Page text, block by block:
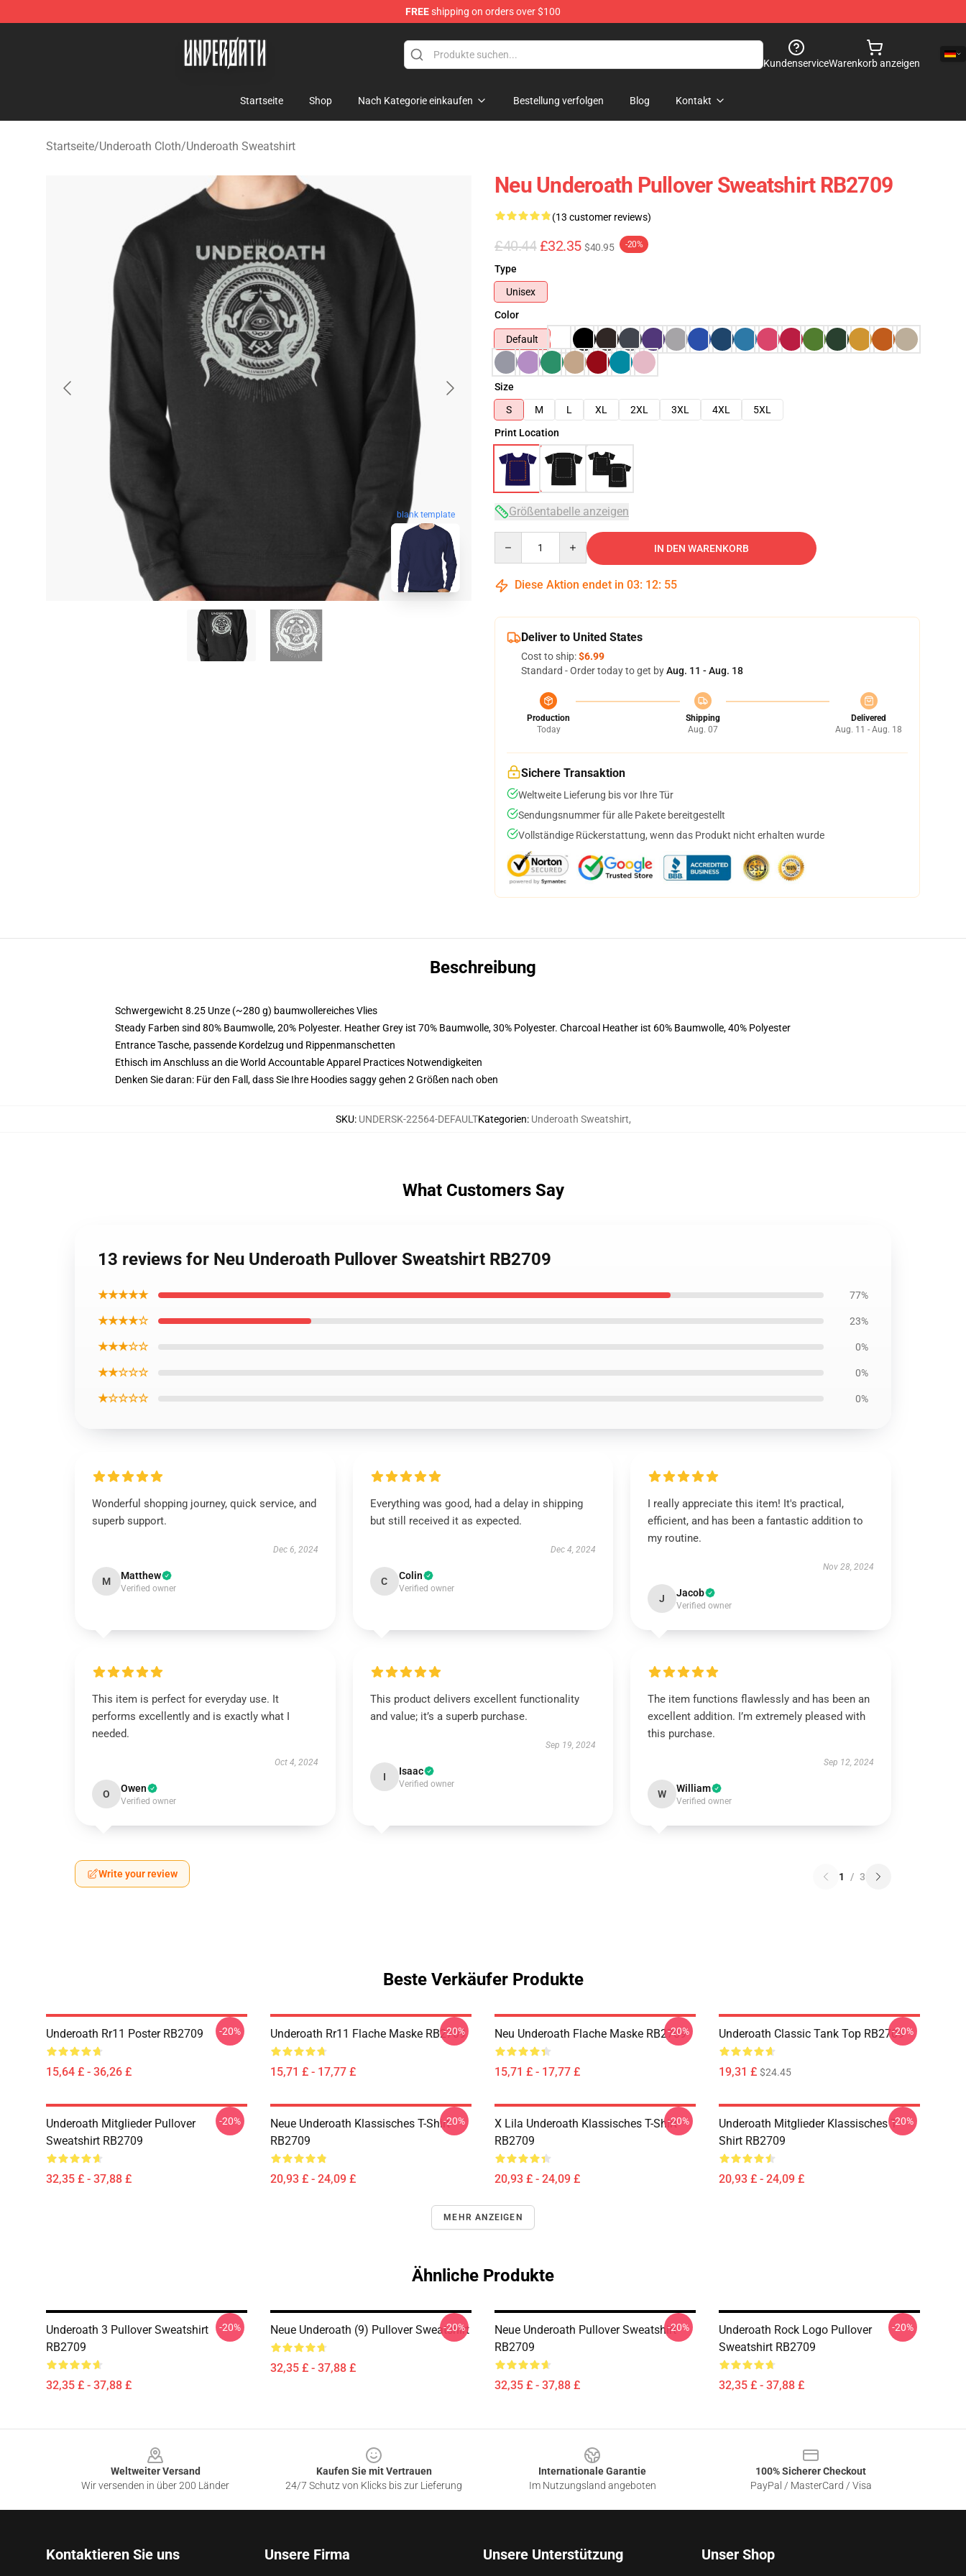
FREEshipping on orders over $100
Underoath Store - Official Underoath Merchandise Shop
KundenserviceWarenkorb anzeigen
Startseite Shop Nach Kategorie einkaufen Bestellung verfolgen Blog Kontakt
Startseite/Underoath Cloth/Underoath Sweatshirt
blank template
Neu Underoath Pullover Sweatshirt RB2709
(13 customer reviews)
£40.44 £32.35 $40.95 -20%
Type
Unisex
Color
Default
Size
S
M L XL 2XL 3XL 4XL
5XL
Print Location
Größentabelle anzeigen
IN DEN WARENKORB
Diese Aktion endet in 03: 12: 54
Deliver to United States
Cost to ship:$6.99
Standard - Order today to get byAug. 11 - Aug. 18
Production
Today
Shipping
Aug. 07
Delivered
Aug. 11 - Aug. 18
Sichere Transaktion
Weltweite Lieferung bis vor Ihre Tür
Sendungsnummer für alle Pakete bereitgestellt
Vollständige Rückerstattung, wenn das Produkt nicht erhalten wurde
Beschreibung
Schwergewicht 8.25 Unze (~280 g) baumwollereiches Vlies
Steady Farben sind 80% Baumwolle, 20% Polyester. Heather Grey ist 70% Baumwolle, 30% Polyester. Charcoal Heather ist 60% Baumwolle, 40% Polyester
Entrance Tasche, passende Kordelzug und Rippenmanschetten
Ethisch im Anschluss an die World Accountable Apparel Practices Notwendigkeiten
Denken Sie daran: Für den Fall, dass Sie Ihre Hoodies saggy gehen 2 Größen nach oben
SKU: UNDERSK-22564-DEFAULTKategorien: Underoath Sweatshirt,
What Customers Say
13 reviews for Neu Underoath Pullover Sweatshirt RB2709
★★★★★ 77%
★★★★☆ 23%
★★★☆☆ 0%
★★☆☆☆ 0%
★☆☆☆☆ 0%
Wonderful shopping journey, quick service, and
superb support.
Dec 6, 2024
M Matthew
Verified owner
Everything was good, had a delay in shipping
but still received it as expected.
Dec 4, 2024
C Colin
Verified owner
I really appreciate this item! It's practical,
efficient, and has been a fantastic addition to
my routine.
Nov 28, 2024
J Jacob
Verified owner
This item is perfect for everyday use. It
performs excellently and is exactly what I
needed.
Oct 4, 2024
O Owen
Verified owner
This product delivers excellent functionality
and value; it’s a superb purchase.
Sep 19, 2024
I Isaac
Verified owner
The item functions flawlessly and has been an
excellent addition. I’m extremely pleased with
this purchase.
Sep 12, 2024
W William
Verified owner
Write your review 1 / 3
Beste Verkäufer Produkte
Underoath Rr11 Poster RB2709
15,64 £ - 36,26 £
-20% Underoath Rr11 Flache Maske RB2709
15,71 £ - 17,77 £
-20% Neu Underoath Flache Maske RB2709
15,71 £ - 17,77 £
-20% Underoath Classic Tank Top RB2709
19,31 £ $24.45
-20%
Underoath Mitglieder Pullover
Sweatshirt RB2709
32,35 £ - 37,88 £
-20%
Neue Underoath Klassisches T-Shirt
RB2709
20,93 £ - 24,09 £
-20%
X Lila Underoath Klassisches T-Shirt
RB2709
20,93 £ - 24,09 £
-20%
Underoath Mitglieder Klassisches T-
Shirt RB2709
20,93 £ - 24,09 £
-20%
MEHR ANZEIGEN
Ähnliche Produkte
Underoath 3 Pullover Sweatshirt
RB2709
32,35 £ - 37,88 £
-20% Neue Underoath (9) Pullover Sweatshirt
32,35 £ - 37,88 £
-20%
Neue Underoath Pullover Sweatshirt
RB2709
32,35 £ - 37,88 £
-20%
Underoath Rock Logo Pullover
Sweatshirt RB2709
32,35 £ - 37,88 £
-20%
Weltweiter Versand
Wir versenden in über 200 Länder
Kaufen Sie mit Vertrauen
24/7 Schutz von Klicks bis zur Lieferung
Internationale Garantie
Im Nutzungsland angeboten
100% Sicherer Checkout
PayPal / MasterCard / Visa
Kontaktieren Sie uns Unsere Firma Unsere Unterstützung Unser Shop